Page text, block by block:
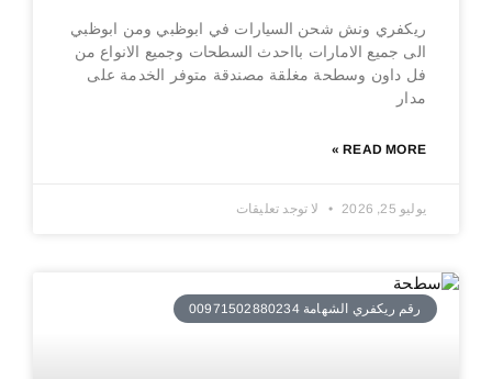
ريكفري ونش شحن السيارات في ابوظبي ومن ابوظبي
الى جميع الامارات بااحدث السطحات وجميع الانواع من
فل داون وسطحة مغلقة مصندقة متوفر الخدمة على
مدار
READ MORE »
يوليو 25, 2026 لا توجد تعليقات
رقم ريكفري الشهامة 00971502880234